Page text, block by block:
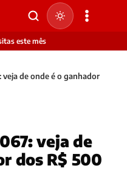
este mês
veja de onde é o ganhador
veja de
dos R$ 500